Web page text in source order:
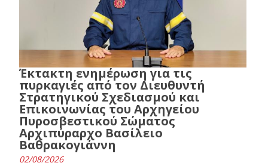
Έκτακτη ενημέρωση για τις
πυρκαγιές από τον Διευθυντή
Στρατηγικού Σχεδιασμού και
Επικοινωνίας του Αρχηγείου
Πυροσβεστικού Σώματος
Αρχιπύραρχο Βασίλειο
Βαθρακογιάννη
02/08/2026